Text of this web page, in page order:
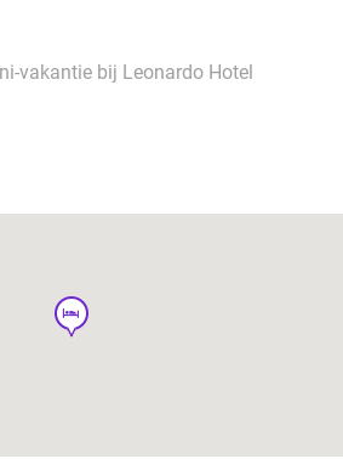
vakantie bij Leonardo Hotel
hotel